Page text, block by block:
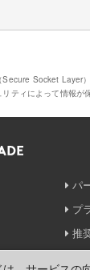
Socket Layer
ティによって情報が
パ
プ
推